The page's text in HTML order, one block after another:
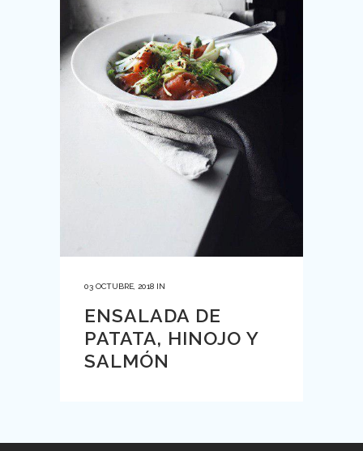
03 OCTUBRE, 2018 IN
ENSALADA DE
PATATA, HINOJO Y
SALMÓN